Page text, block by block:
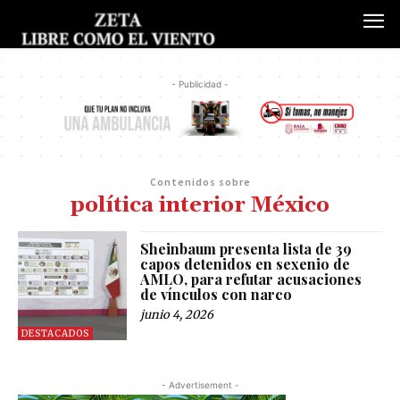
- Publicidad -
Contenidos sobre
política interior México
DESTACADOS
Sheinbaum presenta lista de 39
capos detenidos en sexenio de
AMLO, para refutar acusaciones
de vínculos con narco
junio 4, 2026
- Advertisement -